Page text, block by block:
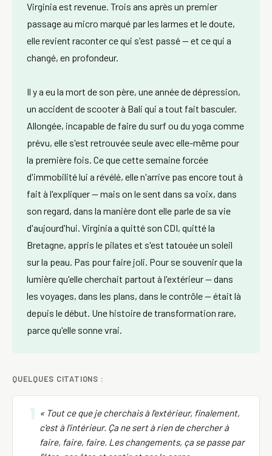
Virginia est revenue. Trois ans après un premier
passage au micro marqué par les larmes et le doute,
elle revient raconter ce qui s'est passé — et ce qui a
changé, en profondeur.
Il y a eu la mort de son père, une année de dépression,
un accident de scooter à Bali qui a tout fait basculer.
Allongée, incapable de faire du surf ou du yoga comme
prévu, elle s'est retrouvée seule avec elle-même pour
la première fois. Ce que cette semaine forcée
d'immobilité lui a révélé, elle n'arrive pas encore tout à
fait à l'expliquer — mais on le sent dans sa voix, dans
son regard, dans la manière dont elle parle de sa vie
d'aujourd'hui. Virginia a quitté son CDI, quitté la
Bretagne, appris le pilates et s'est tatouée un soleil
sur la peau. Pas pour faire joli. Pour se souvenir que la
lumière qu'elle cherchait partout à l'extérieur — dans
les voyages, dans les plans, dans le contrôle — était là
depuis le début. Une histoire de transformation rare,
parce qu'elle sonne vrai.
QUELQUES CITATIONS :
1
« Tout ce que je cherchais à l'extérieur, finalement,
c'est à l'intérieur. Ça ne sert à rien de chercher à
faire, faire, faire. Les changements, ça se passe par